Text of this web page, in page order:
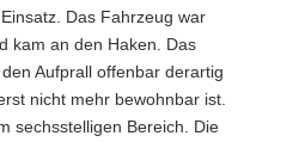
Das Fahrzeug war
kam an den Haken. Das
Aufprall offenbar derartig
nicht mehr bewohnbar ist.
sechsstelligen Bereich. Die